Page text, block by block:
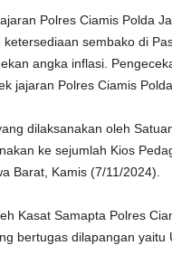
Polres Ciamis Polda
sembako di
angka inflasi.
jajaran Polres Ciamis
dilaksanakan oleh
ke sejumlah Kios
Barat, Kamis (7/11/2024).
Kasat Samapta Polres
bertugas dilapangan